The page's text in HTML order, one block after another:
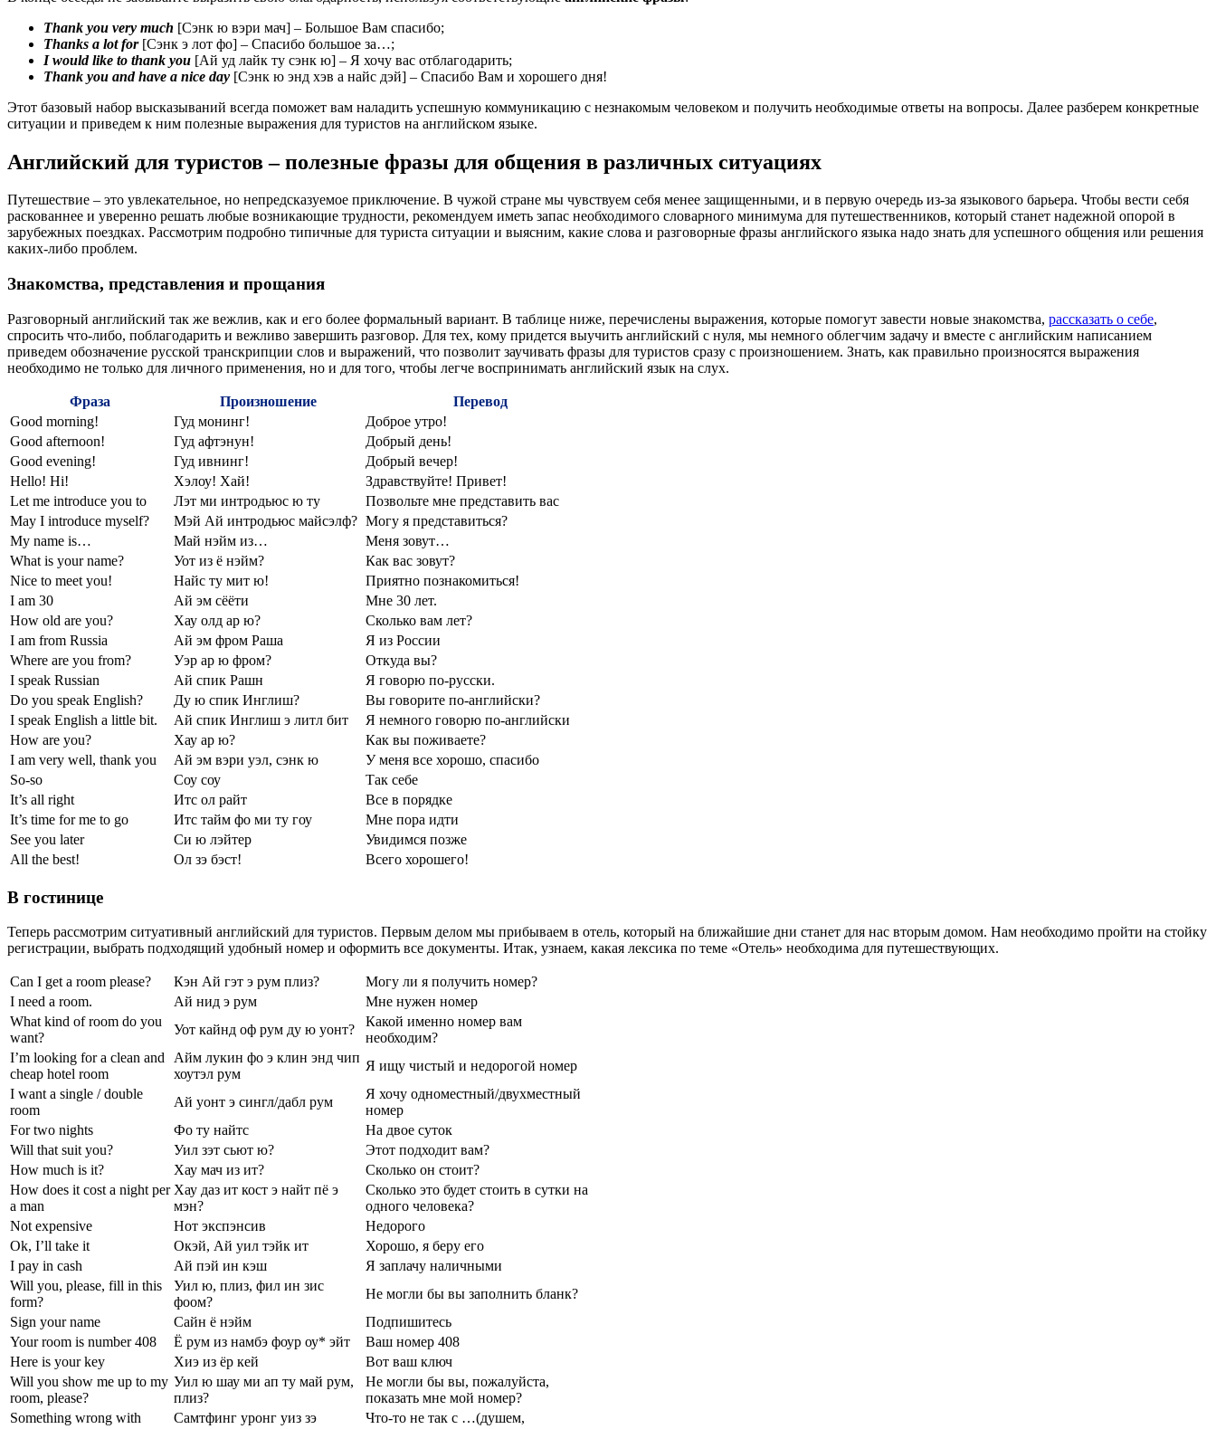
Thank you very much [Сэнк ю вэри мач] – Большое Вам спасибо;
Thanks a lot for[Сэнк э лот фо] – Спасибо большое за…;
I would like to thank you [Ай уд лайк ту сэнк ю] – Я хочу вас отблагодарить;
Thank you and have a nice day [Сэнк ю энд хэв а найс дэй] – Спасибо Вам и хорошего дня!
Этот базовый набор высказываний всегда поможет вам наладить успешную коммуникацию с незнакомым человеком и получить необходимые ответы на вопросы. Далее разберем конкретные
ситуации и приведем к ним полезные выражения для туристов на английском языке.
Английский для туристов – полезные фразы для общения в различных ситуациях
Путешествие – это увлекательное, но непредсказуемое приключение. В чужой стране мы чувствуем себя менее защищенными, и в первую очередь из-за языкового барьера. Чтобы вести себя
раскованнее и уверенно решать любые возникающие трудности, рекомендуем иметь запас необходимого словарного минимума для путешественников, который станет надежной опорой в
зарубежных поездках. Рассмотрим подробно типичные для туриста ситуации и выясним, какие слова и разговорные фразы английского языка надо знать для успешного общения или решения
каких-либо проблем.
Знакомства, представления и прощания
Разговорный английский так же вежлив, как и его более формальный вариант. В таблице ниже, перечислены выражения, которые помогут завести новые знакомства, рассказать о себе,
спросить что-либо, поблагодарить и вежливо завершить разговор. Для тех, кому придется выучить английский с нуля, мы немного облегчим задачу и вместе с английским написанием
приведем обозначение русской транскрипции слов и выражений, что позволит заучивать фразы для туристов сразу с произношением. Знать, как правильно произносятся выражения
необходимо не только для личного применения, но и для того, чтобы легче воспринимать английский язык на слух.
Фраза Произношение
Перевод
Good morning!
Гуд монинг!
Доброе утро!
Good afternoon!
Гуд афтэнун!
Добрый день!
Good evening!
Гуд ивнинг!
Добрый вечер!
Hello! Hi!
Хэлоу! Хай!
Здравствуйте! Привет!
Let me introduce you to
Лэт ми интродьюс ю ту
Позвольте мне представить вас
May I introduce myself?
Мэй Ай интродьюс майсэлф? Могу я представиться?
My name is…
Май нэйм из…
Меня зовут…
What is your name?
Уот из ё нэйм?
Как вас зовут?
Nice to meet you!
Найс ту мит ю!
Приятно познакомиться!
I am 30
Ай эм сёёти
Мне 30 лет.
How old are you?
Хау олд ар ю?
Сколько вам лет?
I am from Russia
Ай эм фром Раша
Я из России
Where are you from?
Уэр ар ю фром?
Откуда вы?
I speak Russian
Ай спик Рашн
Я говорю по-русски.
Do you speak English?
Ду ю спик Инглиш?
Вы говорите по-английски?
I speak English a little bit.
Ай спик Инглиш э литл бит
Я немного говорю по-английски
How are you?
Хау ар ю?
Как вы поживаете?
I am very well, thank you
Ай эм вэри уэл, сэнк ю
У меня все хорошо, спасибо
So-so
Соу соу
Так себе
It’s all right
Итс ол райт
Все в порядке
It’s time for me to go
Итс тайм фо ми ту гоу
Мне пора идти
See you later
Си ю лэйтер
Увидимся позже
All the best!
Ол зэ бэст! Всего хорошего!
В гостинице
Теперь рассмотрим ситуативный английский для туристов. Первым делом мы прибываем в отель, который на ближайшие дни станет для нас вторым домом. Нам необходимо пройти на стойку
регистрации, выбрать подходящий удобный номер и оформить все документы. Итак, узнаем, какая лексика по теме «Отель» необходима для путешествующих.
Can I get a room please? Кэн Ай гэт э рум плиз?
Могу ли я получить номер?
I need a room.
Ай нид э рум
Мне нужен номер
What kind of room do you
want?
Уот кайнд оф рум ду ю уонт?
Какой именно номер вам
необходим?
I’m looking for a clean and
cheap hotel room
Айм лукин фо э клин энд чип
хоутэл рум
Я ищу чистый и недорогой номер
I want a single / double
room
Ай уонт э сингл/дабл рум
Я хочу одноместный/двухместный
номер
For two nights
Фо ту найтс
На двое суток
Will that suit you?
Уил зэт сьют ю?
Этот подходит вам?
How much is it?
Хау мач из ит?
Сколько он стоит?
How does it cost a night per
a man
Хау даз ит кост э найт пё э
мэн?
Сколько это будет стоить в сутки на
одного человека?
Not expensive
Нот экспэнсив
Недорого
Ok, I’ll take it
Окэй, Ай уил тэйк ит
Хорошо, я беру его
I pay in cash
Ай пэй ин кэш
Я заплачу наличными
Will you, please, fill in this
form?
Уил ю, плиз, фил ин зис
фоом?
Не могли бы вы заполнить бланк?
Sign your name
Сайн ё нэйм
Подпишитесь
Your room is number 408
Ё рум из намбэ фоур оу* эйт
Ваш номер 408
Here is your key
Хиэ из ёр кей
Вот ваш ключ
Will you show me up to my
room, please?
Уил ю шау ми ап ту май рум,
плиз?
Не могли бы вы, пожалуйста,
показать мне мой номер?
Something wrong with
Самтфинг уронг уиз зэ
Что-то не так с …(душем,